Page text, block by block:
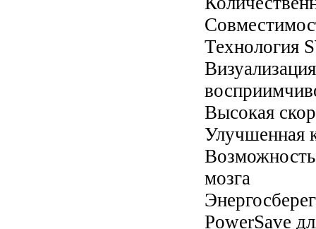
Технология
Высокая
Улучшенная
мозга
PowerSave